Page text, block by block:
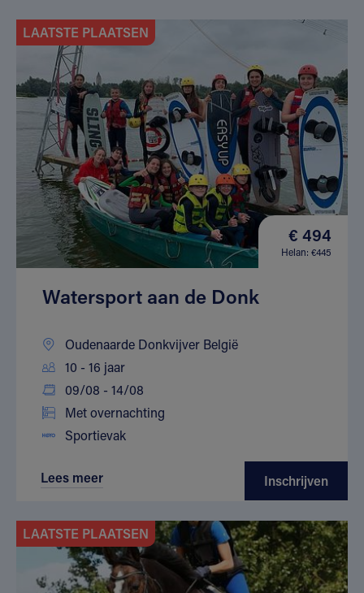
LAATSTE PLAATSEN
€ 494
Helan: €445
Watersport aan de Donk
Oudenaarde Donkvijver België
10 - 16 jaar
09/08 - 14/08
Met overnachting
Sportievak
Lees meer Inschrijven
LAATSTE PLAATSEN